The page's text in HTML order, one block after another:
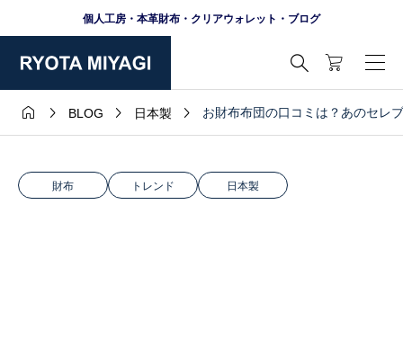
個人工房・本革財布・クリアウォレット・ブログ

  BLOG  日本製  お財布布団の口コミは？あのセレ
財布 トレンド 日本製